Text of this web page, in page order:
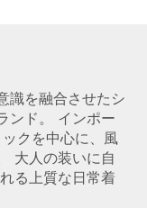
識を融合させたシ
ンド。 インポー
クを中心に、風
大人の装いに自
る上質な日常着